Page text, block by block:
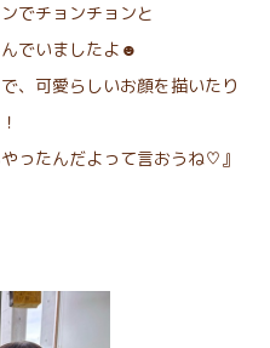
でチョンチョンと
でいましたよ☻
、可愛らしいお顔を描いたり
ったんだよって言おうね♡』